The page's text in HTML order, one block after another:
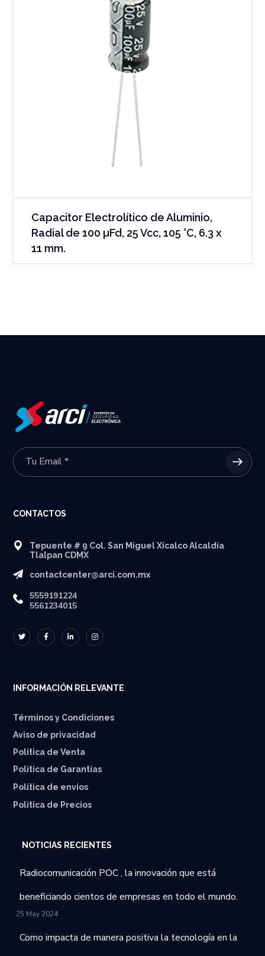
Capacitor Electrolítico de Aluminio,
Radial de 100 µFd, 25 Vcc, 105 °C, 6.3 x
11 mm.
CONTACTOS
Tepuente # 9 Col. San Miguel Xicalco Alcaldía
Tlalpan CDMX
contactcenter@arci.com.mx
5559191224
5561234015
INFORMACIÓN RELEVANTE
Términos y Condiciones
Aviso de privacidad
Política de Venta
Política de Garantías
⁠Política de envíos
Política de Precios
NOTICIAS RECIENTES
Radiocomunicación POC , la innovación que está
beneficiando cientos de empresas en todo el mundo.
25 May 2024
Como impacta de manera positiva la tecnología en la